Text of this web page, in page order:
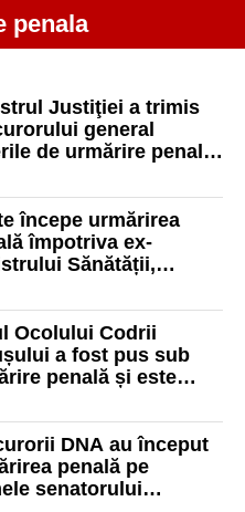
penala
Justiţiei a trimis
general
de urmărire penală
Voiculescu şi Mihăilă
începe urmărirea
împotriva ex-
Sănătății,
imunitatea
Ocolului Codrii
a fost pus sub
penală și este
electrică
DNA au început
penală pe
senatorului